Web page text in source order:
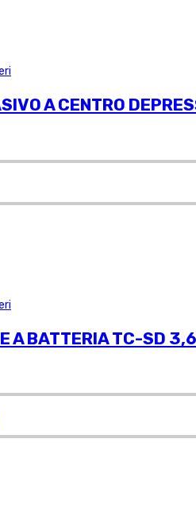
A CENTRO
A BATTERIA TC-SD